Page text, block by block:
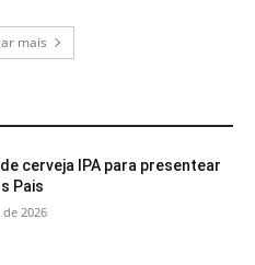
mais
cerveja IPA para presentear
Pais
2026